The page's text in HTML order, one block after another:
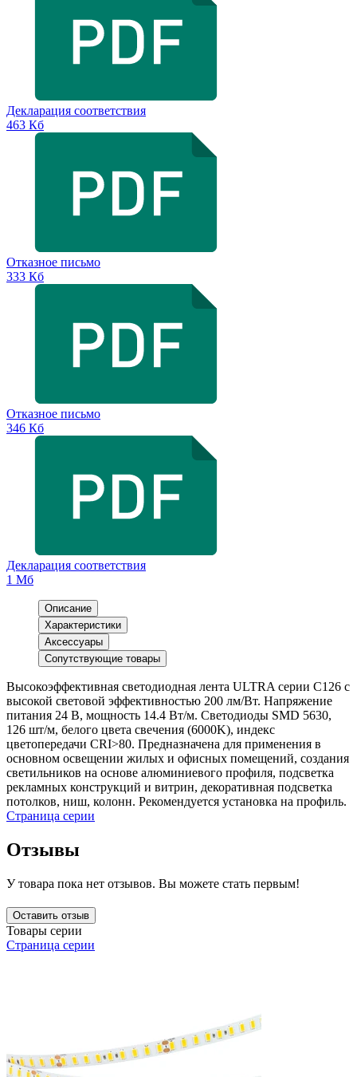
Декларация соответствия
463 Кб
Отказное письмо
333 Кб
Отказное письмо
346 Кб
Декларация соответствия
1 Мб
Описание
Характеристики
Аксессуары
Сопутствующие товары
Высокоэффективная светодиодная лента ULTRA серии C126 с
высокой световой эффективностью 200 лм/Вт. Напряжение
питания 24 В, мощность 14.4 Вт/м. Светодиоды SMD 5630,
126 шт/м, белого цвета свечения (6000K), индекс
цветопередачи CRI>80. Предназначена для применения в
основном освещении жилых и офисных помещений, создания
светильников на основе алюминиевого профиля, подсветка
рекламных конструкций и витрин, декоративная подсветка
потолков, ниш, колонн. Рекомендуется установка на профиль.
Страница серии
Отзывы
У товара пока нет отзывов. Вы можете стать первым!
Оставить отзыв
Товары серии
Страница серии